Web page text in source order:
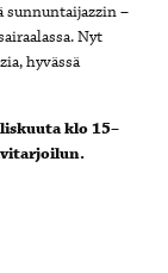
sunnuntaijazzin –
Nyt
hyvässä
klo 15–